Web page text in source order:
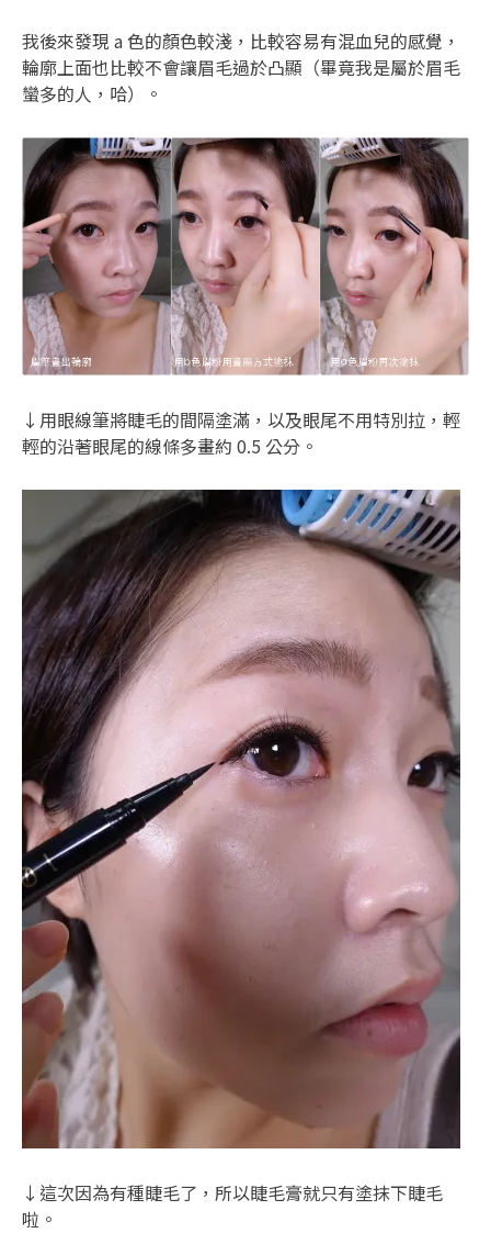
我後來發現 a 色的顏色較淺，比較容易有混血兒的感覺，
輪廓上面也比較不會讓眉毛過於凸顯（畢竟我是屬於眉毛
蠻多的人，哈）。
↓用眼線筆將睫毛的間隔塗滿，以及眼尾不用特別拉，輕
輕的沿著眼尾的線條多畫約 0.5 公分。
↓這次因為有種睫毛了，所以睫毛膏就只有塗抹下睫毛
啦。